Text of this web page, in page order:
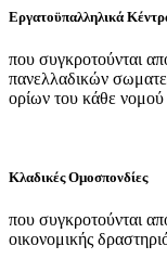
Εργατοϋπαλληλικά
που συγκροτούνται
πανελλαδικών
ορίων του κάθε νομού
Κλαδικές Ομοσπονδίες
που συγκροτούνται
οικονομικής